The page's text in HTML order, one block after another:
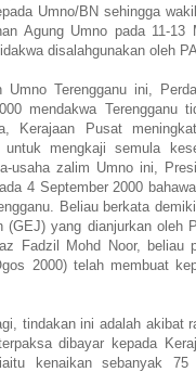
Umno/BN sehingga
Agung Umno pada 11-13
disalahgunakan oleh
Umno Terengganu ini,
mendakwa Terengganu
Kerajaan Pusat
untuk mengkaji semula
usaha zalim Umno ini,
4 September 2000
Beliau berkata
(GEJ) yang dianjurkan oleh
Fadzil Mohd Noor, beliau
2000) telah membuat
tindakan ini adalah akibat
dibayar kepada
kenaikan sebanyak 75